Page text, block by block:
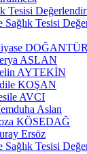
Tesisi
Sağlık Tesisi
ASLAN
AYTEKİN
KOŞAN
AVCI
Aslan
KÖSEDAĞ
Ersöz
Sağlık Tesisi